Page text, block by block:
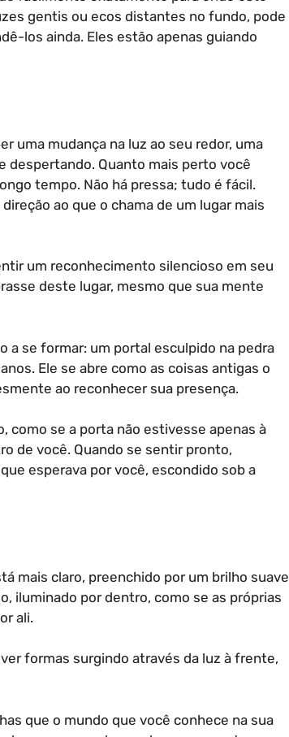
gentis ou ecos distantes no fundo, pode
los ainda. Eles estão apenas guiando
uma mudança na luz ao seu redor, uma
despertando. Quanto mais perto você
tempo. Não há pressa; tudo é fácil.
ao que o chama de um lugar mais
um reconhecimento silencioso em seu
deste lugar, mesmo que sua mente
a se formar: um portal esculpido na pedra
Ele se abre como as coisas antigas o
ao reconhecer sua presença.
como se a porta não estivesse apenas à
de você. Quando se sentir pronto,
esperava por você, escondido sob a
mais claro, preenchido por um brilho suave
iluminado por dentro, como se as próprias
ali.
formas surgindo através da luz à frente,
que o mundo que você conhece na sua